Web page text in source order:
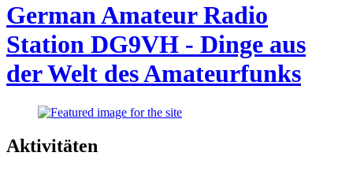
German Amateur Radio
Station DG9VH - Dinge aus
der Welt des Amateurfunks
Aktivitäten